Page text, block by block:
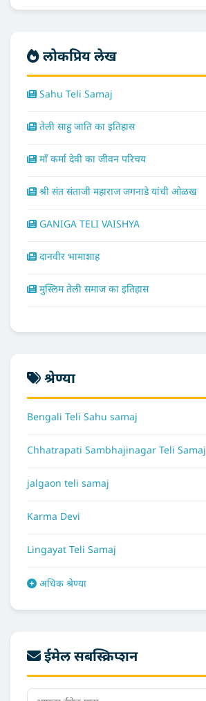
लोकप्रिय लेख
Sahu Teli Samaj
तेली साहु जाति का इतिहास
माँ कर्मा देवी का जीवन परिचय
श्री संत संताजी महाराज जगनाडे यांची ओळख
GANIGA TELI VAISHYA
दानवीर भामाशाह
मुस्लिम तेली समाज का इतिहास
श्रेण्या
Bengali Teli Sahu samaj
Chhatrapati Sambhajinagar Teli Samaj
jalgaon teli samaj
Karma Devi
Lingayat Teli Samaj
अधिक श्रेण्या
ईमेल सबस्क्रिप्शन